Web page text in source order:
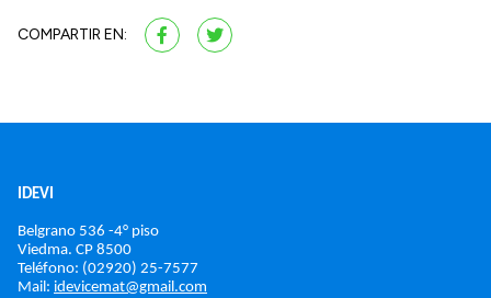
COMPARTIR EN:
IDEVI
Belgrano 536 -4° piso
Viedma. CP 8500
Teléfono: (02920) 25-7577
Mail: idevicemat@gmail.com